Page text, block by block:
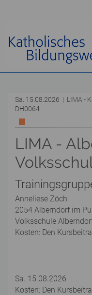
Sa. 15.08.2026 | LIMA -
DH0064
LIMA -
Anneliese Zöch
2054 Alberndorf im
Volksschule
Kosten: Den
Sa. 15.08.2026
Kosten: Den